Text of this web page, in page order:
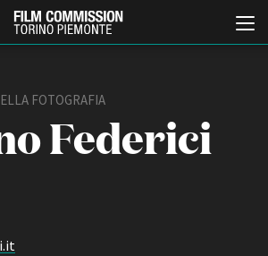
FOTOGRAFIA
Federici